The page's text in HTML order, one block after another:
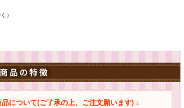
）
について(ご了承の上、ご注文願います) ↓